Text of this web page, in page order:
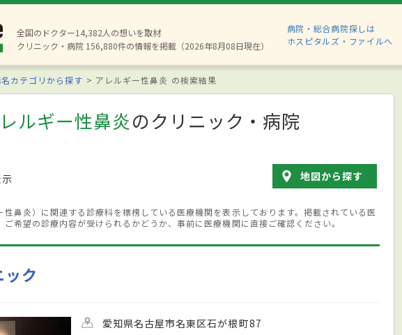
全国のドクター14,382人の想いを取材
クリニック・病院 156,880件の情報を掲載（2026年8月08日現在）
病院・総合病院探しは
ホスピタルズ・ファイルへ
カテゴリから探す アレルギー性鼻炎 の検索結果
ルギー性鼻炎のクリニック・病院
地図から探す
鼻炎）に関連する診療科を標榜している医療機関を表示しております。掲載されている医
希望の診療内容が受けられるかどうか、事前に医療機関に直接ご確認ください。
ク
愛知県名古屋市名東区石が根町87